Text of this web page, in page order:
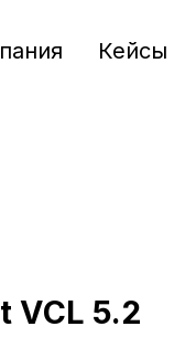
Кейсы
VCL 5.2